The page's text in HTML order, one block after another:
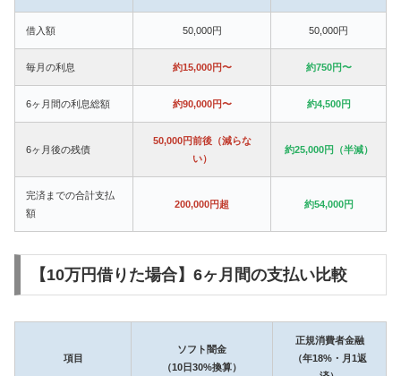
借入額 50,000円 50,000円
毎月の利息 約15,000円〜 約750円〜
6ヶ月間の利息総額 約90,000円〜 約4,500円
6ヶ月後の残債
50,000円前後（減らな
い）
約25,000円（半減）
完済までの合計支払
額
200,000円超 約54,000円
【10万円借りた場合】6ヶ月間の支払い比較
項目
ソフト闇金
（10日30%換算）
正規消費者金融
（年18%・月1返